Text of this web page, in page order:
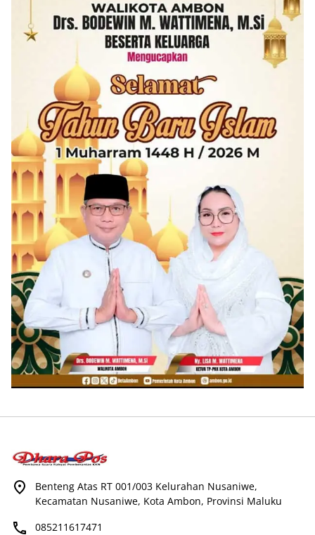
Benteng Atas RT 001/003 Kelurahan Nusaniwe,
Kecamatan Nusaniwe, Kota Ambon, Provinsi Maluku
085211617471